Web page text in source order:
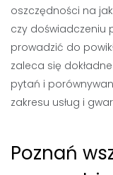
oszczędności na
czy doświadczeniu
prowadzić do
zaleca się
pytań i
zakresu usług i
Poznań